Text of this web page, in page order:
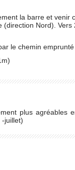
la barre et venir
Nord).
le chemin emprunté
plus agréables
juillet)